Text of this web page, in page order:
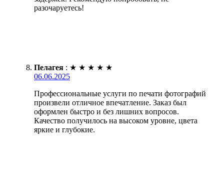
разочаруетесь!
Пелагея : ★ ★ ★ ★ ★
06.06.2025
Профессиональные услуги по печати фотографий
произвели отличное впечатление. Заказ был
оформлен быстро и без лишних вопросов.
Качество получилось на высоком уровне, цвета
яркие и глубокие.